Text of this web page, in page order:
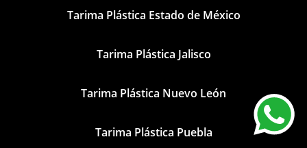
Tarima Plástica Estado de México
Tarima Plástica Jalisco
Tarima Plástica Nuevo León
Tarima Plástica Puebla